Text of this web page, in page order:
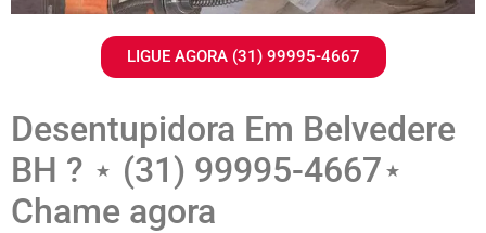
LIGUE AGORA (31) 99995-4667
Desentupidora Em Belvedere
BH ? ⋆ (31) 99995-4667⋆
Chame agora